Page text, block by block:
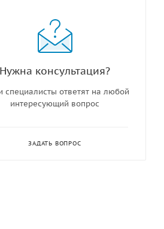
Нужна консультация?
специалисты ответят на любой
интересующий вопрос
ЗАДАТЬ ВОПРОС